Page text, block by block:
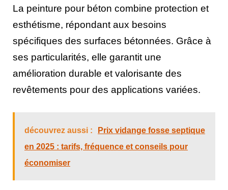
La peinture pour béton combine protection et
esthétisme, répondant aux besoins
spécifiques des surfaces bétonnées. Grâce à
ses particularités, elle garantit une
amélioration durable et valorisante des
revêtements pour des applications variées.
découvrez aussi :
Prix vidange fosse septique
en 2025 : tarifs, fréquence et conseils pour
économiser